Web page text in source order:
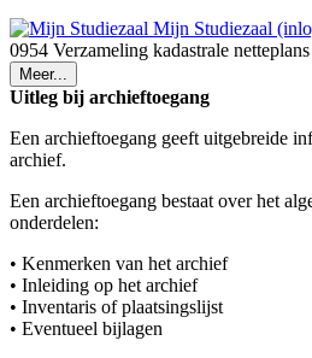
Mijn Studiezaal
0954 Verzameling kadastrale
Meer...
Uitleg bij archieftoegang
Een archieftoegang geeft uitgebreide
archief.
Een archieftoegang bestaat over het
onderdelen:
• Kenmerken van het archief
• Inleiding op het archief
• Inventaris of plaatsingslijst
• Eventueel bijlagen